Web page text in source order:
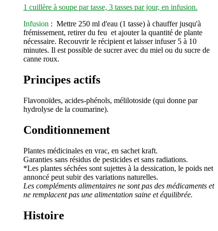
1 cuillère à soupe par tasse, 3 tasses par jour, en infusion.
Infusion : Mettre 250 ml d'eau (1 tasse) à chauffer jusqu'à
frémissement, retirer du feu et ajouter la quantité de plante
nécessaire. Recouvrir le récipient et laisser infuser 5 à 10
minutes. Il est possible de sucrer avec du miel ou du sucre de
canne roux.
Principes actifs
Flavonoïdes, acides-phénols, mélilotoside (qui donne par
hydrolyse de la coumarine).
Conditionnement
Plantes médicinales en vrac, en sachet kraft.
Garanties sans résidus de pesticides et sans radiations.
*Les plantes séchées sont sujettes à la dessication, le poids net
annoncé peut subir des variations naturelles.
Les compléments alimentaires ne sont pas des médicaments et
ne remplacent pas une alimentation saine et équilibrée.
Histoire